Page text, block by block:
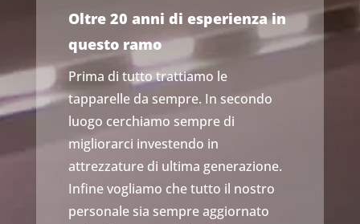
Oltre 20 anni di esperienza in
questo ramo
Prima di tutto trattiamo le
tapparelle da sempre. In secondo
luogo cerchiamo sempre di
migliorarci investendo in
attrezzature di ultima generazione.
Infine vogliamo che tutto il nostro
personale sia sempre aggiornato